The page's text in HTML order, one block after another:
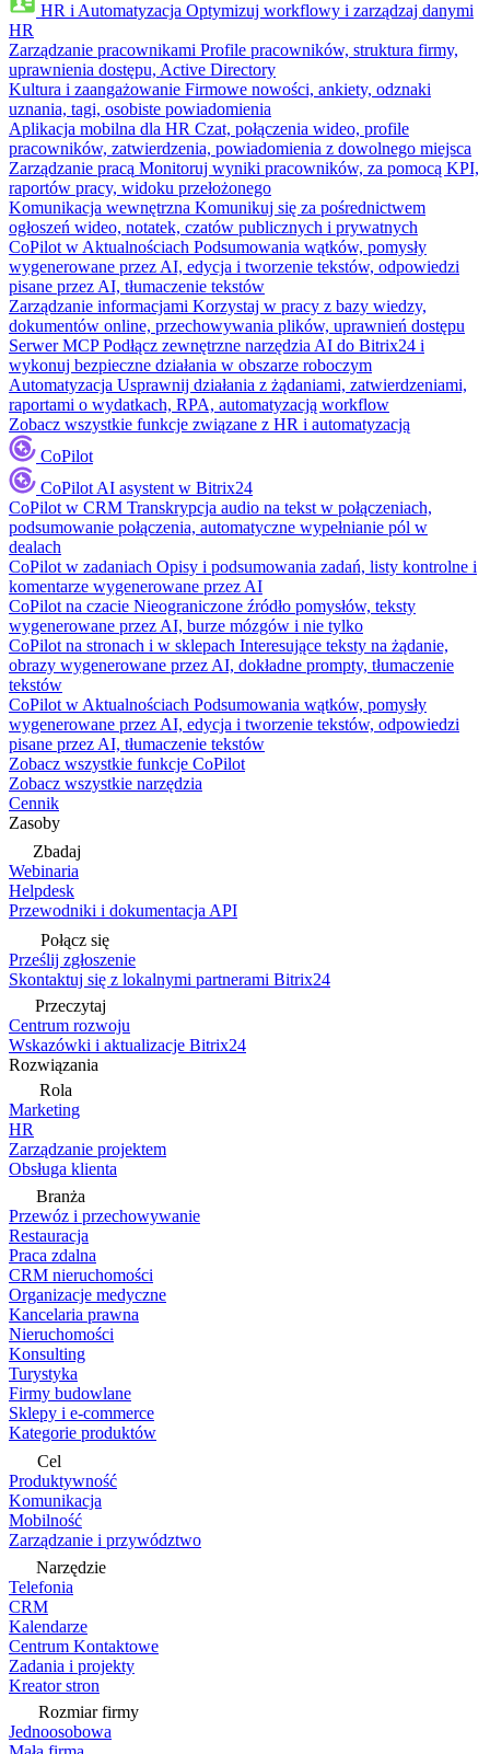
HR i Automatyzacja Optymizuj workflowy i zarządzaj danymi
HR
Zarządzanie pracownikami Profile pracowników, struktura firmy,
uprawnienia dostępu, Active Directory
Kultura i zaangażowanie Firmowe nowości, ankiety, odznaki
uznania, tagi, osobiste powiadomienia
Aplikacja mobilna dla HR Czat, połączenia wideo, profile
pracowników, zatwierdzenia, powiadomienia z dowolnego miejsca
Zarządzanie pracą Monitoruj wyniki pracowników, za pomocą KPI,
raportów pracy, widoku przełożonego
Komunikacja wewnętrzna Komunikuj się za pośrednictwem
ogłoszeń wideo, notatek, czatów publicznych i prywatnych
CoPilot w Aktualnościach Podsumowania wątków, pomysły
wygenerowane przez AI, edycja i tworzenie tekstów, odpowiedzi
pisane przez AI, tłumaczenie tekstów
Zarządzanie informacjami Korzystaj w pracy z bazy wiedzy,
dokumentów online, przechowywania plików, uprawnień dostępu
Serwer MCP Podłącz zewnętrzne narzędzia AI do Bitrix24 i
wykonuj bezpieczne działania w obszarze roboczym
Automatyzacja Usprawnij działania z żądaniami, zatwierdzeniami,
raportami o wydatkach, RPA, automatyzacją workflow
Zobacz wszystkie funkcje związane z HR i automatyzacją
CoPilot
CoPilot AI asystent w Bitrix24
CoPilot w CRM Transkrypcja audio na tekst w połączeniach,
podsumowanie połączenia, automatyczne wypełnianie pól w
dealach
CoPilot w zadaniach Opisy i podsumowania zadań, listy kontrolne i
komentarze wygenerowane przez AI
CoPilot na czacie Nieograniczone źródło pomysłów, teksty
wygenerowane przez AI, burze mózgów i nie tylko
CoPilot na stronach i w sklepach Interesujące teksty na żądanie,
obrazy wygenerowane przez AI, dokładne prompty, tłumaczenie
tekstów
CoPilot w Aktualnościach Podsumowania wątków, pomysły
wygenerowane przez AI, edycja i tworzenie tekstów, odpowiedzi
pisane przez AI, tłumaczenie tekstów
Zobacz wszystkie funkcje CoPilot
Zobacz wszystkie narzędzia
Cennik
Zasoby
Zbadaj
Webinaria
Helpdesk
Przewodniki i dokumentacja API
Połącz się
Prześlij zgłoszenie
Skontaktuj się z lokalnymi partnerami Bitrix24
Przeczytaj
Centrum rozwoju
Wskazówki i aktualizacje Bitrix24
Rozwiązania
Rola
Marketing
HR
Zarządzanie projektem
Obsługa klienta
Branża
Przewóz i przechowywanie
Restauracja
Praca zdalna
CRM nieruchomości
Organizacje medyczne
Kancelaria prawna
Nieruchomości
Konsulting
Turystyka
Firmy budowlane
Sklepy i e-commerce
Kategorie produktów
Cel
Produktywność
Komunikacja
Mobilność
Zarządzanie i przywództwo
Narzędzie
Telefonia
CRM
Kalendarze
Centrum Kontaktowe
Zadania i projekty
Kreator stron
Rozmiar firmy
Jednoosobowa